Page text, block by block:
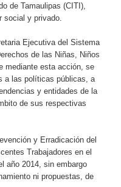
de Tamaulipas (CITI),
social y privado.
Ejecutiva del Sistema
de las Niñas, Niños
mediante esta acción, se
a las políticas públicas, a
y entidades de la
de sus respectivas
y Erradicación del
Trabajadores en el
año 2014, sin embargo
ni propuestas, de